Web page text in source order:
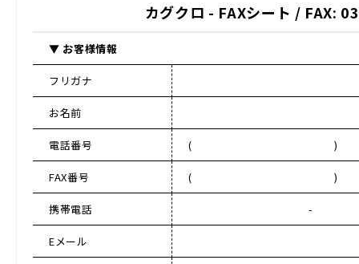
カグクロ - FAXシート / FAX:
▼ お客様情報
フリガナ
お名前
電話番号 ( )
FAX番号 ( )
携帯電話 -
Eメール